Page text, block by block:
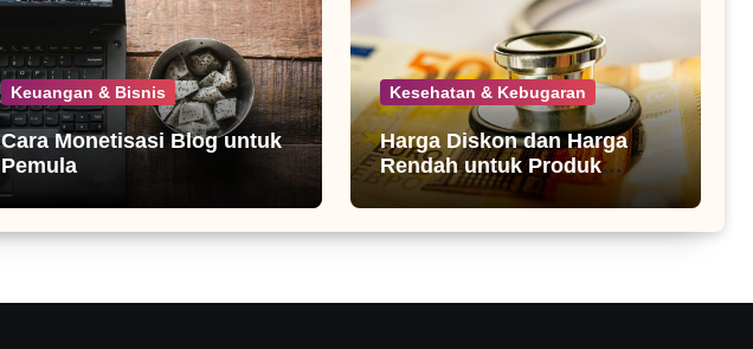
Keuangan & Bisnis
Cara Monetisasi Blog untuk
Pemula
Kesehatan & Kebugaran
Harga Diskon dan Harga
Rendah untuk Produk
Kesehatan